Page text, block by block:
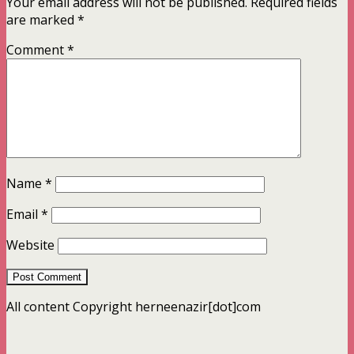
are marked *
Comment*
Name *
Email *
Website
All content Copyright herneenazir[dot]com